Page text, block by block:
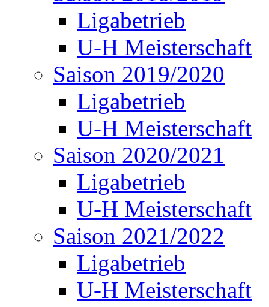
Ligabetrieb
U-H Meisterschaft
Saison 2019/2020
Ligabetrieb
U-H Meisterschaft
Saison 2020/2021
Ligabetrieb
U-H Meisterschaft
Saison 2021/2022
Ligabetrieb
U-H Meisterschaft